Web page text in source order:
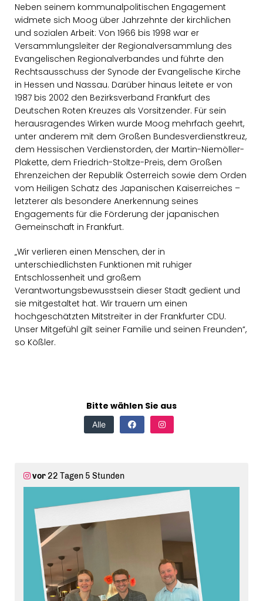
Neben seinem kommunalpolitischen Engagement
widmete sich Moog über Jahrzehnte der kirchlichen
und sozialen Arbeit: Von 1966 bis 1998 war er
Versammlungsleiter der Regionalversammlung des
Evangelischen Regionalverbandes und führte den
Rechtsausschuss der Synode der Evangelische Kirche
in Hessen und Nassau. Darüber hinaus leitete er von
1987 bis 2002 den Bezirksverband Frankfurt des
Deutschen Roten Kreuzes als Vorsitzender. Für sein
herausragendes Wirken wurde Moog mehrfach geehrt,
unter anderem mit dem Großen Bundesverdienstkreuz,
dem Hessischen Verdienstorden, der Martin-Niemöller-
Plakette, dem Friedrich-Stoltze-Preis, dem Großen
Ehrenzeichen der Republik Österreich sowie dem Orden
vom Heiligen Schatz des Japanischen Kaiserreiches –
letzterer als besondere Anerkennung seines
Engagements für die Förderung der japanischen
Gemeinschaft in Frankfurt.
Wir verlieren einen Menschen, der in
unterschiedlichsten Funktionen mit ruhiger
Entschlossenheit und großem
Verantwortungsbewusstsein dieser Stadt gedient und
sie mitgestaltet hat. Wir trauern um einen
hochgeschätzten Mitstreiter in der Frankfurter CDU.
Unser Mitgefühl gilt seiner Familie und seinen Freunden“,
so Kößler.
Bitte wählen Sie aus
Alle
vor 22 Tagen 5 Stunden